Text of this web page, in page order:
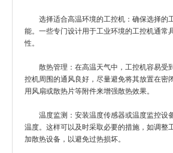
选择适合高温环境的工控机：确保选择的
能。一些专门设计用于工业环境的工控机通常
性。
散热管理：在高温天气中，工控机容易受
控机周围的通风良好，尽量避免将其放置在密
用风扇或散热片等附件来增强散热效果。
温度监测：安装温度传感器或温度监控设
温度。这样可以及时采取必要的措施，如调整
加散热设备，以避免过热损坏。